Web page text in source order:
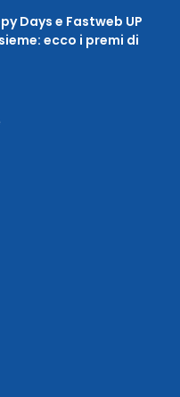
Days e Fastweb UP
ecco i premi di